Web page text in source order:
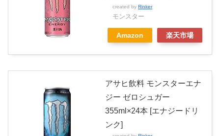
created by Rinker
モンスター
Amazon 楽天市場
アサヒ飲料 モンスターエナ
ジー ゼロシュガー
355ml×24本 [エナジードリ
ンク]